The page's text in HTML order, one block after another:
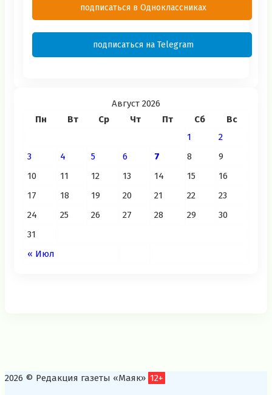
подписаться в Одноклассниках
подписаться на Telegram
Август 2026
Пн
Вт Ср Чт Пт Сб Вс
« Июл
1
2
3
4 5 6 7 8
9
10
11 12 13 14 15
16
17
18 19 20 21 22
23
24
25 26 27 28 29
30
31
2026 © Редакция газеты «Маяк» 12+